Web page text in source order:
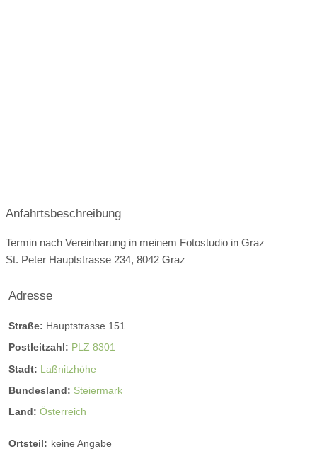
Anfahrtsbeschreibung
Termin nach Vereinbarung in meinem Fotostudio in Graz
St. Peter Hauptstrasse 234, 8042 Graz
Adresse
Straße: Hauptstrasse 151
Postleitzahl: PLZ 8301
Stadt: Laßnitzhöhe
Bundesland: Steiermark
Land: Österreich
Ortsteil: keine Angabe